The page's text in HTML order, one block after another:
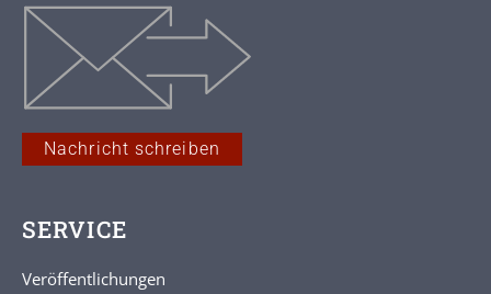
Nachricht schreiben
SERVICE
Veröffentlichungen